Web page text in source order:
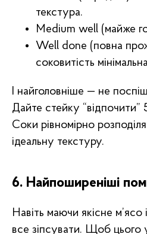
текстура.
Medium well (майже
Well done (повна
соковитість
І найголовніше — не
Дайте стейку “відпочити”
Соки рівномірно
ідеальну текстуру.
6. Найпоширеніші
Навіть маючи якісне м’ясо
все зіпсувати. Щоб цього